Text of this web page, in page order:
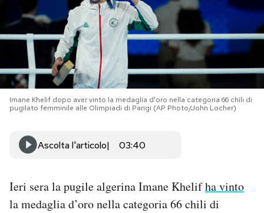
NEWSLETTER
I MIEI PREFERITI
SHOP
Area Personale
Newsletter
Imane Khelif dopo aver vinto la medaglia d'oro nella categoria 66 chili di
pugilato femminile alle Olimpiadi di Parigi (AP Photo/John Locher)
Ascolta l'articolo 03:40
Ieri sera la pugile algerina Imane Khelifha vinto
la medaglia d’oro nella categoria 66 chili di